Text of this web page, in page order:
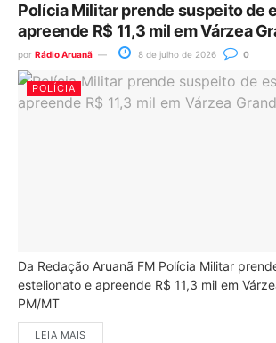
Polícia Militar prende suspeito de
apreende R$ 11,3 mil em Várzea
por Rádio Aruanã 8 de julho de 2026 0
POLÍCIA
Da Redação Aruanã FM Polícia Militar
estelionato e apreende R$ 11,3 mil em
PM/MT
LEIA MAIS